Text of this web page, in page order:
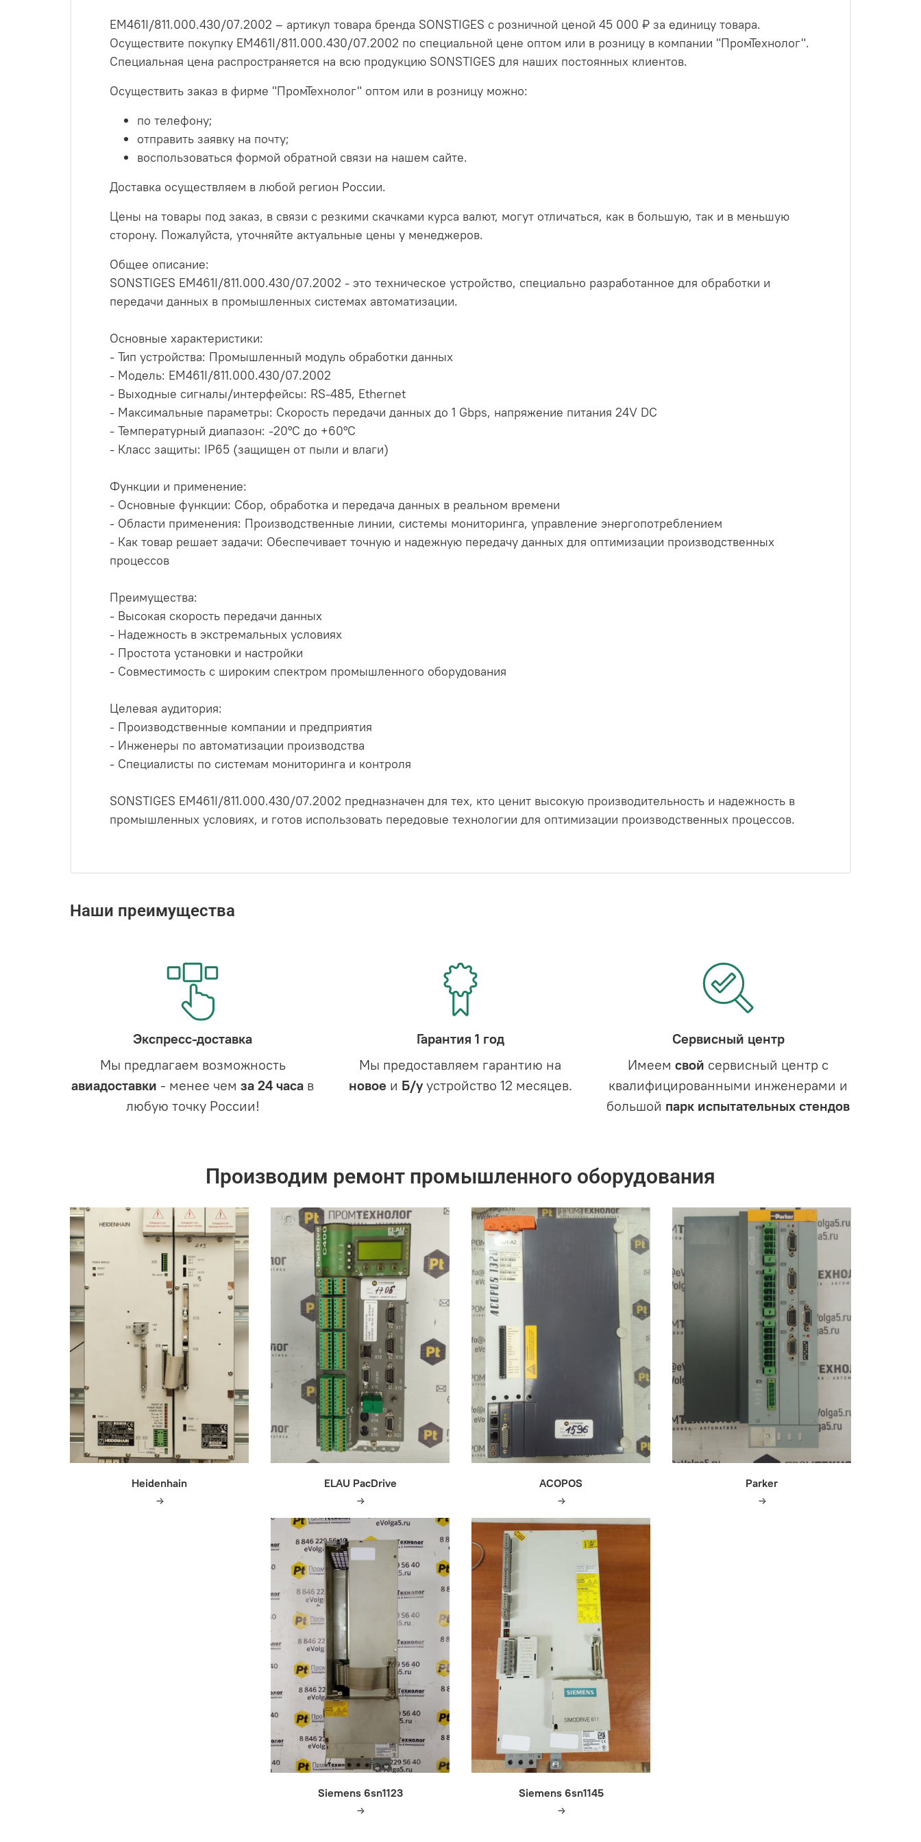
EM461I/811.000.430/07.2002 – артикул товара бренда SONSTIGES с розничной ценой 45 000 ₽ за единицу товара.
Осуществите покупку EM461I/811.000.430/07.2002 по специальной цене оптом или в розницу в компании "ПромТехнолог".
Специальная цена распространяется на всю продукцию SONSTIGES для наших постоянных клиентов.
Осуществить заказ в фирме "ПромТехнолог" оптом или в розницу можно:
по телефону;
отправить заявку на почту;
воспользоваться формой обратной связи на нашем сайте.
Доставка осуществляем в любой регион России.
Цены на товары под заказ, в связи с резкими скачками курса валют, могут отличаться, как в большую, так и в меньшую
сторону. Пожалуйста, уточняйте актуальные цены у менеджеров.
Общее описание:
SONSTIGES EM461I/811.000.430/07.2002 - это техническое устройство, специально разработанное для обработки и
передачи данных в промышленных системах автоматизации.
Основные характеристики:
- Тип устройства: Промышленный модуль обработки данных
- Модель: EM461I/811.000.430/07.2002
- Выходные сигналы/интерфейсы: RS-485, Ethernet
- Максимальные параметры: Скорость передачи данных до 1 Gbps, напряжение питания 24V DC
- Температурный диапазон: -20°C до +60°C
- Класс защиты: IP65 (защищен от пыли и влаги)
Функции и применение:
- Основные функции: Сбор, обработка и передача данных в реальном времени
- Области применения: Производственные линии, системы мониторинга, управление энергопотреблением
- Как товар решает задачи: Обеспечивает точную и надежную передачу данных для оптимизации производственных
процессов
Преимущества:
- Высокая скорость передачи данных
- Надежность в экстремальных условиях
- Простота установки и настройки
- Совместимость с широким спектром промышленного оборудования
Целевая аудитория:
- Производственные компании и предприятия
- Инженеры по автоматизации производства
- Специалисты по системам мониторинга и контроля
SONSTIGES EM461I/811.000.430/07.2002 предназначен для тех, кто ценит высокую производительность и надежность в
промышленных условиях, и готов использовать передовые технологии для оптимизации производственных процессов.
Наши преимущества
Экспресс-доставка
Мы предлагаем возможность
авиадоставки - менее чемза 24 часа в
любую точку России!
Гарантия 1 год
Мы предоставляем гарантию на
новое и Б/уустройство 12 месяцев.
Сервисный центр
Имеемсвой сервисный центр с
квалифицированными инженерами и
большой парк испытательных стендов
Производим ремонт промышленного оборудования
Heidenhain ELAU PacDrive ACOPOS Parker
Siemens 6sn1123 Siemens 6sn1145